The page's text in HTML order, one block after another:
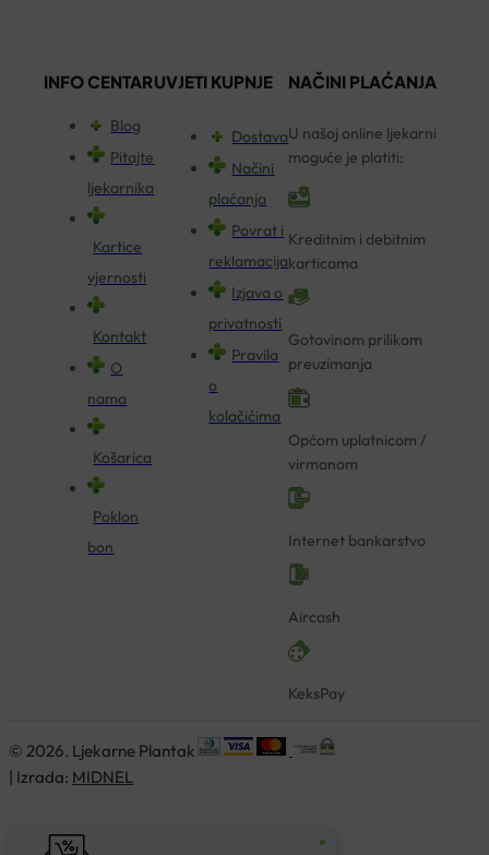
INFO CENTAR
Blog
Pitajte
ljekarnika
Kartice
vjernosti
Kontakt
O
nama
Košarica
Poklon
bon
UVJETI KUPNJE
Dostava
Načini
plaćanja
Povrat i
reklamacija
Izjava o
privatnosti
Pravila
o
kolačićima
NAČINI PLAĆANJA
U našoj online ljekarni
moguće je platiti:
Kreditnim i debitnim
karticama
Gotovinom prilikom
preuzimanja
Općom uplatnicom /
virmanom
Internet bankarstvo
Aircash
KeksPay
© 2026. Ljekarne Plantak
| Izrada: MIDNEL